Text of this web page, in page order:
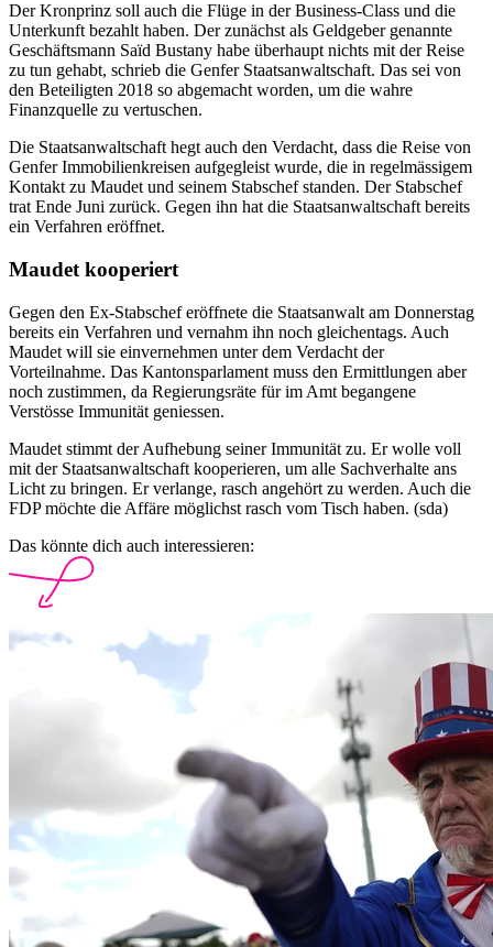
Der Kronprinz soll auch die Flüge in der Business-Class und die
Unterkunft bezahlt haben. Der zunächst als Geldgeber genannte
Geschäftsmann Saïd Bustany habe überhaupt nichts mit der Reise
zu tun gehabt, schrieb die Genfer Staatsanwaltschaft. Das sei von
den Beteiligten 2018 so abgemacht worden, um die wahre
Finanzquelle zu vertuschen.
Die Staatsanwaltschaft hegt auch den Verdacht, dass die Reise von
Genfer Immobilienkreisen aufgegleist wurde, die in regelmässigem
Kontakt zu Maudet und seinem Stabschef standen. Der Stabschef
trat Ende Juni zurück. Gegen ihn hat die Staatsanwaltschaft bereits
ein Verfahren eröffnet.
Maudet kooperiert
Gegen den Ex-Stabschef eröffnete die Staatsanwalt am Donnerstag
bereits ein Verfahren und vernahm ihn noch gleichentags. Auch
Maudet will sie einvernehmen unter dem Verdacht der
Vorteilnahme. Das Kantonsparlament muss den Ermittlungen aber
noch zustimmen, da Regierungsräte für im Amt begangene
Verstösse Immunität geniessen.
Maudet stimmt der Aufhebung seiner Immunität zu. Er wolle voll
mit der Staatsanwaltschaft kooperieren, um alle Sachverhalte ans
Licht zu bringen. Er verlange, rasch angehört zu werden. Auch die
FDP möchte die Affäre möglichst rasch vom Tisch haben. (sda)
Das könnte dich auch interessieren: